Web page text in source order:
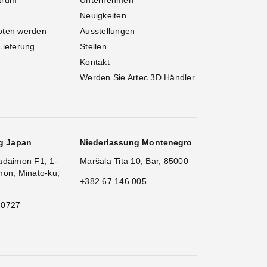
werden
Neuigkeiten
Ausstellungen
Stellen
Kontakt
Werden Sie Artec 3D Händler
Japan
F1, 1-
Minato-ku,
Niederlassung Montenegro
Maršala Tita 10, Bar, 85000
+382 67 146 005